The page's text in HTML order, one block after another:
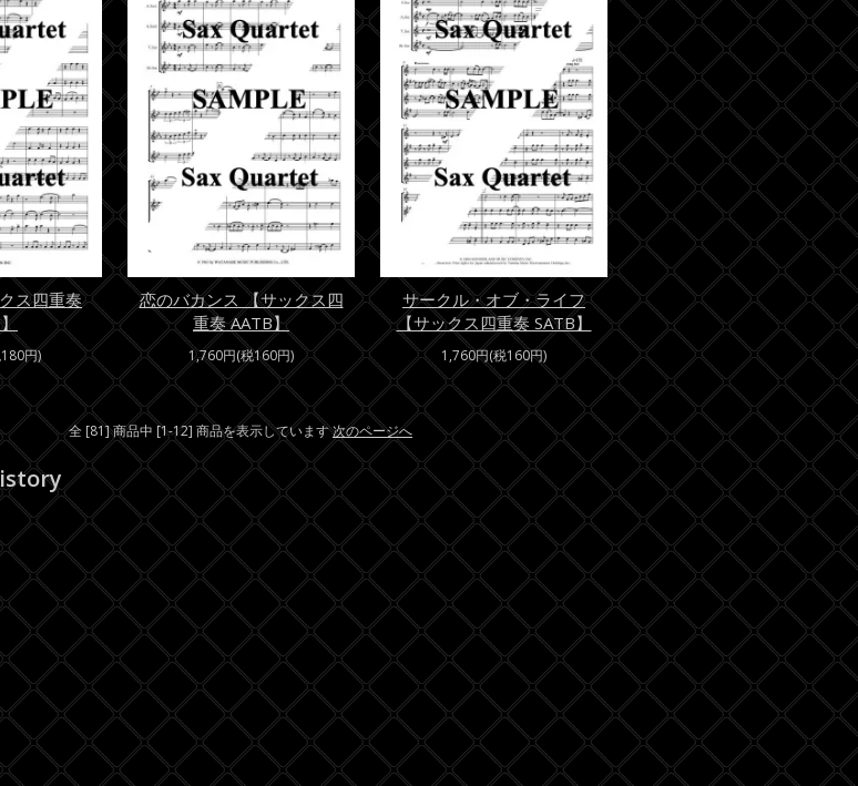
ス四重奏
円)
恋のバカンス 【サックス四
重奏 AATB】
1,760円(税160円)
サークル・オブ・ライフ
【サックス四重奏 SATB】
1,760円(税160円)
全 [81] 商品中 [1-12] 商品を表示しています次のページへ